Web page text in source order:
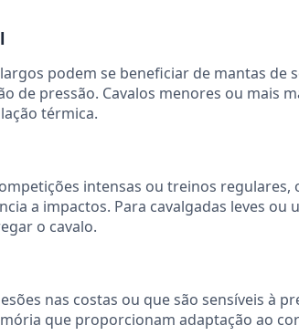
podem se beneficiar de mantas de
de pressão. Cavalos menores ou mais
térmica.
intensas ou treinos
a impactos. Para cavalgadas leves
o cavalo.
nas costas ou que são sensíveis à
que proporcionam adaptação ao